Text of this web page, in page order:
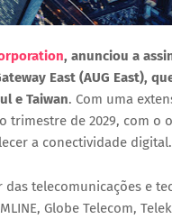
, anunciou a
East (AUG East),
e Taiwan. Com uma
trimestre de 2029, com o
a conectividade digital.
telecomunicações e
Globe Telecom,